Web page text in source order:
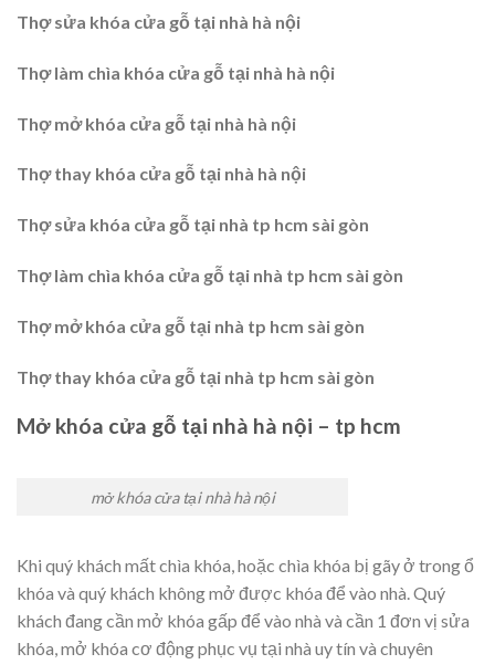
Thợ sửa khóa cửa gỗ tại nhà hà nội
Thợ làm chìa khóa cửa gỗ tại nhà hà nội
Thợ mở khóa cửa gỗ tại nhà hà nội
Thợ thay khóa cửa gỗ tại nhà hà nội
Thợ sửa khóa cửa gỗ tại nhà tp hcm sài gòn
Thợ làm chìa khóa cửa gỗ tại nhà tp hcm sài gòn
Thợ mở khóa cửa gỗ tại nhà tp hcm sài gòn
Thợ thay khóa cửa gỗ tại nhà tp hcm sài gòn
Mở khóa cửa gỗ tại nhà hà nội – tp hcm
mở khóa cửa tại nhà hà nội
Khi quý khách mất chìa khóa, hoặc chìa khóa bị gãy ở trong ổ
khóa và quý khách không mở được khóa để vào nhà. Quý
khách đang cần mở khóa gấp để vào nhà và cần 1 đơn vị sửa
khóa, mở khóa cơ động phục vụ tại nhà uy tín và chuyên